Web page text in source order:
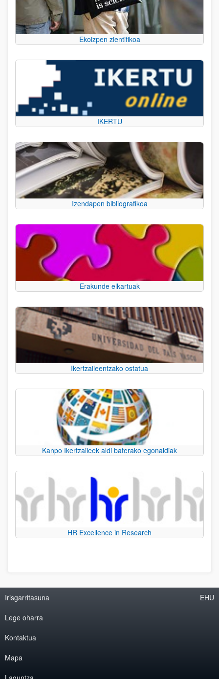
Ekoizpen zientifikoa
IKERTU
Izendapen bibliografikoa
Erakunde elkartuak
Ikertzaileentzako ostatua
Kanpo Ikertzaileek aldi baterako egonaldiak
HR Excellence in Research
Irisgarritasuna
Lege oharra
Kontaktua
Mapa
EHU